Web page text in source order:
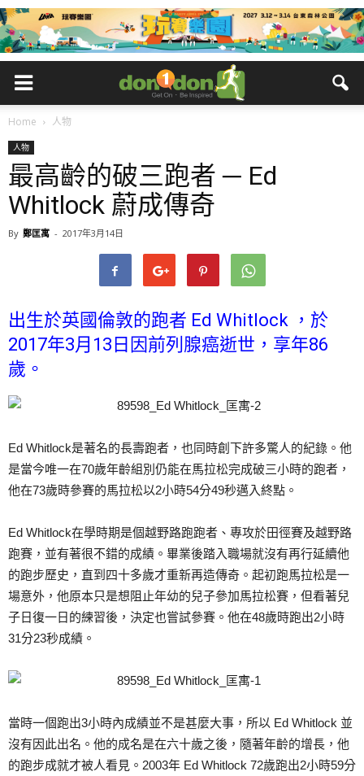
Home 人物
人物
最高齡的破三跑者 ─ Ed
Whitlock 蔚成傳奇
By 鄭匡寓 - 2017年3月14日
出生於英國倫敦的跑者 Ed Whitlock ，於
2017年3月13日因前列腺癌逝世，享年86
歲。
Ed Whitlock是著名的長壽跑者，也同時創下許多驚人的紀錄。他
是當今唯一在70歲年齡組別仍能在馬拉松完成破三小時的跑者，
他在73歲時參賽的馬拉松以2小時54分49秒邁入終點。
Ed Whitlock在學時期是個越野路跑跑者、專攻於田徑賽及越野路
跑賽，並有著很不錯的成績。畢業後踏入職場就沒有再行延續他
的跑步歷史，直到四十多歲才重新再造傳奇。起初跑馬拉松是一
場意外，他原本只是想阻止年幼的兒子參加馬拉松賽，但看著兒
子日復一日的練習後，決定也嘗試參賽。他在48歲時跑出2小時
31分23秒成績。
當時一個跑出3小時內成績並不是甚麼大事，所以 Ed Whitlock 並
沒有因此出名。他的成名是在六十歲之後，隨著年齡的增長，他
的跑步成就才被人看見。2003年 Ed Whitlock 72歲跑出2小時59分